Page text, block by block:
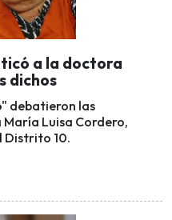
a la doctora
dichos
debatieron las
Luisa Cordero,
Distrito 10.